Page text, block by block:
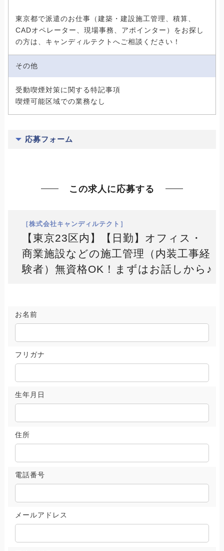
東京都で派遣のお仕事（建築・建設施工管理、積算、
CADオペレーター、現場事務、アポインター）をお探し
の方は、キャンディルテクトへご相談ください！
その他
受動喫煙対策に関する特記事項
喫煙可能区域での業務なし
応募フォーム
この求人に応募する
［株式会社キャンディルテクト］
【東京23区内】【日勤】オフィス・
商業施設などの施工管理（内装工事経
験者）無資格OK！まずはお話しから♪
お名前
フリガナ
生年月日
住所
電話番号
メールアドレス